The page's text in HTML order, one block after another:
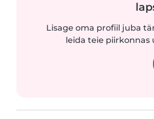
Lisage oma profiil juba
leida teie piirkonnas